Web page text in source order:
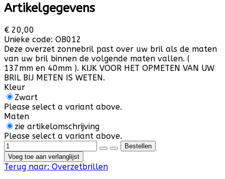
Artikelgegevens
€ 20,00
Unieke code: OB012
Deze overzet zonnebril past over uw bril als de maten
van uw bril binnen de volgende maten vallen. (
137mm en 40mm ). KIJK VOOR HET OPMETEN VAN UW
BRIL BIJ METEN IS WETEN.
Kleur
Zwart
Please select a variant above.
Maten
zie artikelomschrijving
Please select a variant above.
Voeg toe aan verlanglijst
Terug naar: Overzetbrillen